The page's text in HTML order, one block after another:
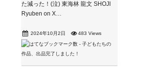
た減った！(泣) 東海林 龍文 SHOJI
Ryuben on X…
2024年10月2日 483 Views